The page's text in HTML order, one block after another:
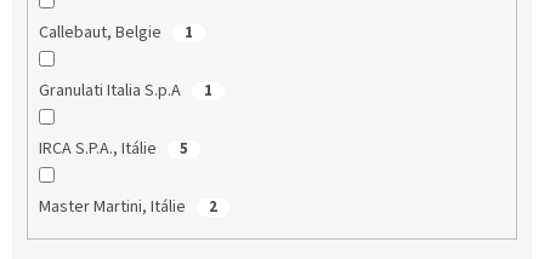
Callebaut, Belgie 1
Granulati Italia S.p.A 1
IRCA S.P.A., Itálie 5
Master Martini, Itálie 2